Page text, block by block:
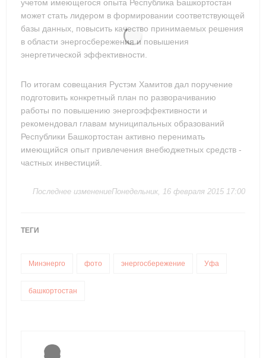
учетом имеющегося опыта Республика Башкортостан
может стать лидером в формировании соответствующей
базы данных, повысить качество принимаемых решения
в области энергосбережения и повышения
энергетической эффективности.
По итогам совещания Рустэм Хамитов дал поручение
подготовить конкретный план по разворачиванию
работы по повышению энергоэффективности и
рекомендовал главам муниципальных образований
Республики Башкортостан активно перенимать
имеющийся опыт привлечения внебюджетных средств -
частных инвестиций.
Последнее изменениеПонедельник, 16 февраля 2015 17:00
ТЕГИ
Минэнерго фото энергосбережение Уфа
башкортостан